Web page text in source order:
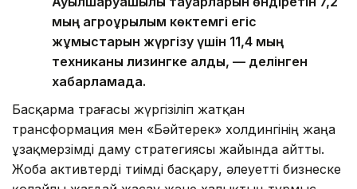
мың агроқұрылым көктемгі егіс
жұмыстарын жүргізу үшін 11,4 мың
техниканы лизингке алды, — делінген
хабарламада.
Басқарма төрағасы жүргізіліп жатқан
трансформация мен «Бәйтерек» холдингінің жаңа
ұзақмерзімді даму стратегиясы жайында айтты.
Жоба активтерді тиімді басқару, әлеуетті бизнеске